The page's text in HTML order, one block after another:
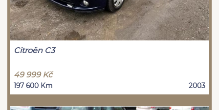
Citroën C3
49 999 Kč
197 600 Km 2003